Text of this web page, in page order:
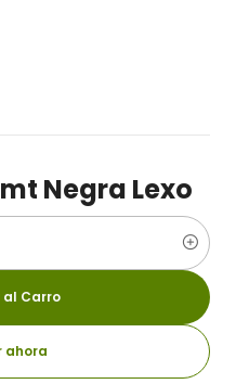
Negra Lexo
Carro
ahora